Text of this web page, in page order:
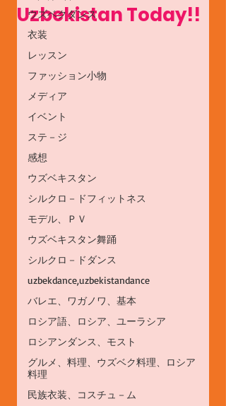
ウズベクダンス
衣装
レッスン
ファッション小物
メディア
イベント
ステ－ジ
感想
ウズベキスタン
シルクロ－ドフィットネス
モデル、ＰＶ
ウズベキスタン舞踊
シルクロ－ドダンス
uzbekdance,uzbekistandance
バレエ、ワガノワ、基本
ロシア語、ロシア、ユーラシア
ロシアンダンス、モスト
グルメ、料理、ウズベク料理、ロシア
料理
民族衣装、コスチュ－ム
Uzbekistan Today!!